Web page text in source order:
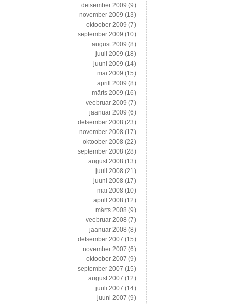
detsember 2009 (9)
november 2009 (13)
oktoober 2009 (7)
september 2009 (10)
august 2009 (8)
juuli 2009 (18)
juuni 2009 (14)
mai 2009 (15)
aprill 2009 (8)
märts 2009 (16)
veebruar 2009 (7)
jaanuar 2009 (6)
detsember 2008 (23)
november 2008 (17)
oktoober 2008 (22)
september 2008 (28)
august 2008 (13)
juuli 2008 (21)
juuni 2008 (17)
mai 2008 (10)
aprill 2008 (12)
märts 2008 (9)
veebruar 2008 (7)
jaanuar 2008 (8)
detsember 2007 (15)
november 2007 (6)
oktoober 2007 (9)
september 2007 (15)
august 2007 (12)
juuli 2007 (14)
juuni 2007 (9)